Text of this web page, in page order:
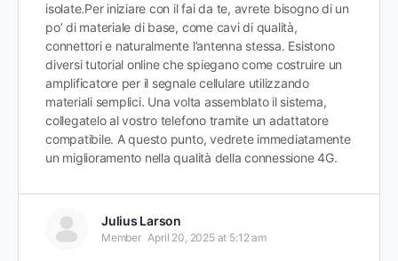
isolate.Per iniziare con il fai da te, avrete bisogno di un
po’ di materiale di base, come cavi di qualità,
connettori e naturalmente l’antenna stessa. Esistono
diversi tutorial online che spiegano come costruire un
amplificatore per il segnale cellulare utilizzando
materiali semplici. Una volta assemblato il sistema,
collegatelo al vostro telefono tramite un adattatore
compatibile. A questo punto, vedrete immediatamente
un miglioramento nella qualità della connessione 4G.
Julius Larson
Member April 20, 2025 at 5:12 am